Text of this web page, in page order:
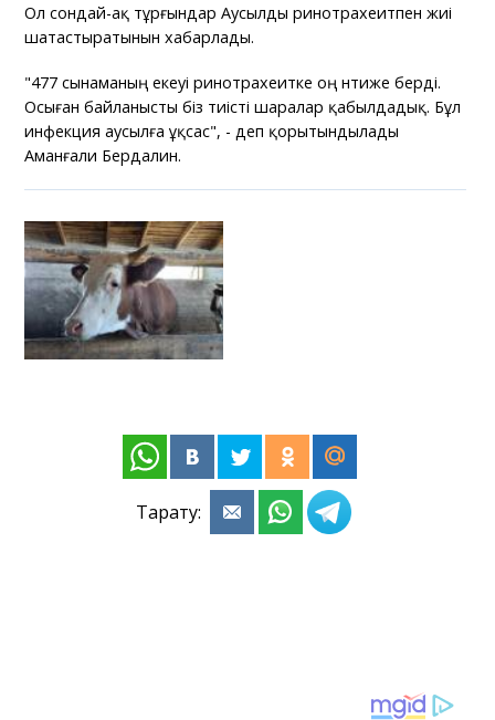
Ол сондай-ақ тұрғындар Аусылды ринотрахеитпен жиі
шатастыратынын хабарлады.
"477 сынаманың екеуі ринотрахеитке оң нәтиже берді.
Осыған байланысты біз тиісті шаралар қабылдадық. Бұл
инфекция аусылға ұқсас", - деп қорытындылады
Аманғали Бердалин.
Тарату: